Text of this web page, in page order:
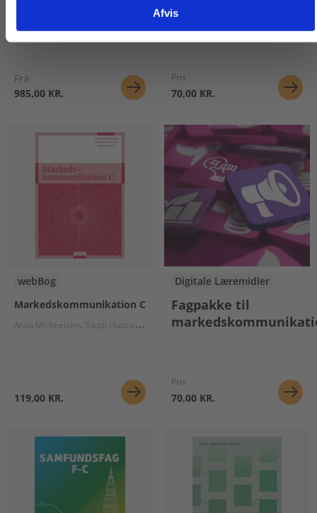
Afvis
Fra
985,00 KR.
psykologi
Pris
70,00 KR.
webBog
Markedskommunikation C
Anita Micheelsen Saqib Hussain Jess Christiansen
119,00 KR.
Digitale Læremidler
Fagpakke til
Pris
70,00 KR.